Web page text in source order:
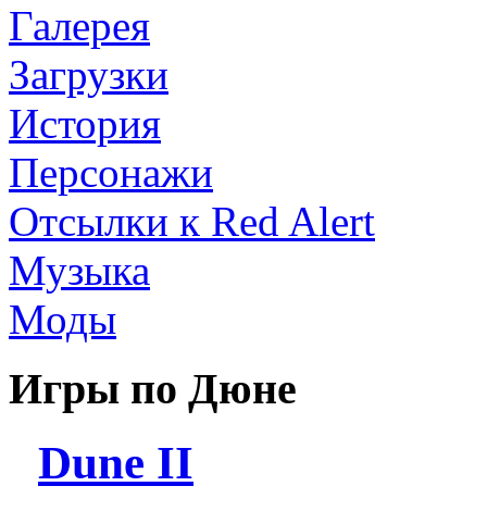
Галерея
Загрузки
История
Персонажи
Отсылки к Red Alert
Музыка
Моды
Игры по Дюне
Dune II